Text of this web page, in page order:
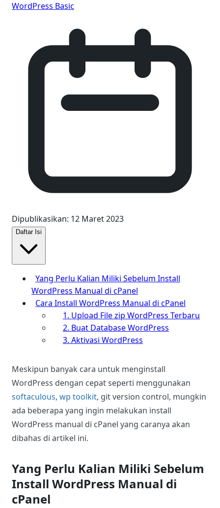
WordPress Basic
Dipublikasikan: 12 Maret 2023
Daftar Isi
Yang Perlu Kalian Miliki Sebelum Install
WordPress Manual di cPanel
Cara Install WordPress Manual di cPanel
1. Upload File zip WordPress Terbaru
2. Buat Database WordPress
3. Aktivasi WordPress
Meskipun banyak cara untuk menginstall
WordPress dengan cepat seperti menggunakan
softaculous, wp toolkit, git version control, mungkin
ada beberapa yang ingin melakukan install
WordPress manual di cPanel yang caranya akan
dibahas di artikel ini.
Yang Perlu Kalian Miliki Sebelum
Install WordPress Manual di
cPanel